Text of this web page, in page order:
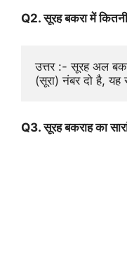
Q2. सूरह बकरा में
उत्तर :- सूरह अल
(सूरा) नंबर दो है,
Q3. सूरह बकराह का